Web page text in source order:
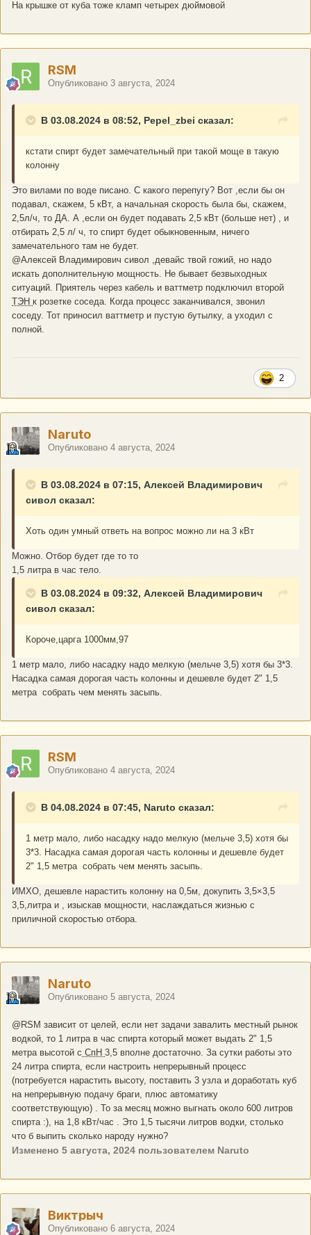
На крышке от куба тоже кламп четырех дюймовой
RSM
Опубликовано 3 августа, 2024
В 03.08.2024 в 08:52, Pepel_zbei сказал:
кстати спирт будет замечательный при такой моще в такую
колонну
Это вилами по воде писано. С какого перепугу? Вот ,если бы он
подавал, скажем, 5 кВт, а начальная скорость была бы, скажем,
2,5л/ч, то ДА. А ,если он будет подавать 2,5 кВт (больше нет) , и
отбирать 2,5 л/ ч, то спирт будет обыкновенным, ничего
замечательного там не будет.
@Алексей Владимирович сивол ,девайс твой гожий, но надо
искать дополнительную мощность. Не бывает безвыходных
ситуаций. Приятель через кабель и ваттметр подключил второй
ТЭН к розетке соседа. Когда процесс заканчивался, звонил
соседу. Тот приносил ваттметр и пустую бутылку, а уходил с
полной.
2
Naruto
Опубликовано 4 августа, 2024
В 03.08.2024 в 07:15, Алексей Владимирович
сивол сказал:
Хоть один умный ответь на вопрос можно ли на 3 кВт
Можно. Отбор будет где то то
1,5 литра в час тело.
В 03.08.2024 в 09:32, Алексей Владимирович
сивол сказал:
Короче,царга 1000мм,97
1 метр мало, либо насадку надо мелкую (мельче 3,5) хотя бы 3*3.
Насадка самая дорогая часть колонны и дешевле будет 2" 1,5
метра собрать чем менять засыпь.
RSM
Опубликовано 4 августа, 2024
В 04.08.2024 в 07:45, Naruto сказал:
1 метр мало, либо насадку надо мелкую (мельче 3,5) хотя бы
3*3. Насадка самая дорогая часть колонны и дешевле будет
2" 1,5 метра собрать чем менять засыпь.
ИМХО, дешевле нарастить колонну на 0,5м, докупить 3,5×3,5
3,5,литра и , изыскав мощности, наслаждаться жизнью с
приличной скоростью отбора.
Naruto
Опубликовано 5 августа, 2024
@RSM зависит от целей, если нет задачи завалить местный рынок
водкой, то 1 литра в час спирта который может выдать 2" 1,5
метра высотой с СпН 3,5 вполне достаточно. За сутки работы это
24 литра спирта, если настроить непрерывный процесс
(потребуется нарастить высоту, поставить 3 узла и доработать куб
на непрерывную подачу браги, плюс автоматику
соответствующую) . То за месяц можно выгнать около 600 литров
спирта :), на 1,8 кВт/час . Это 1,5 тысячи литров водки, столько
что б выпить сколько народу нужно?
Изменено 5 августа, 2024 пользователем Naruto
Виктрыч
Опубликовано 6 августа, 2024